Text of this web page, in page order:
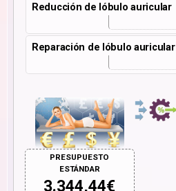
Reducción de lóbulo auricular
Reparación de lóbulo auricular
PRESUPUESTO
ESTÁNDAR
3.344,44€